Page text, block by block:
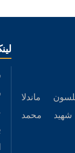
ماندلا
شهید محمد